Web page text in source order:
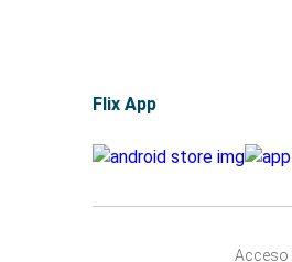
Flix App
Acceso